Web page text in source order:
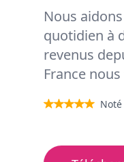
Nous
quotidien à
revenus
France
Noté